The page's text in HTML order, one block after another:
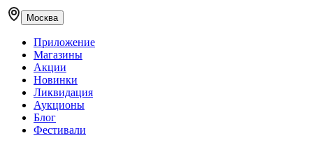
Москва
Приложение
Магазины
Акции
Новинки
Ликвидация
Аукционы
Блог
Фестивали